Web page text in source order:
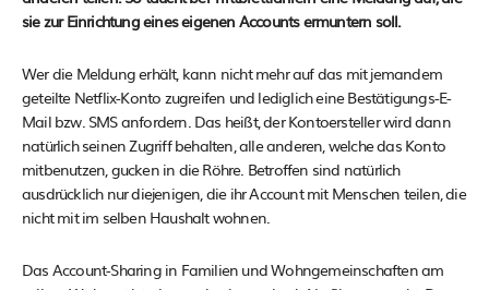
sie zur Einrichtung eines eigenen Accounts ermuntern soll.
Wer die Meldung erhält, kann nicht mehr auf das mit jemandem
geteilte Netflix-Konto zugreifen und lediglich eine Bestätigungs-E-
Mail bzw. SMS anfordern. Das heißt, der Kontoersteller wird dann
natürlich seinen Zugriff behalten, alle anderen, welche das Konto
mitbenutzen, gucken in die Röhre. Betroffen sind natürlich
ausdrücklich nur diejenigen, die ihr Account mit Menschen teilen, die
nicht mit im selben Haushalt wohnen.
Das Account-Sharing in Familien und Wohngemeinschaften am